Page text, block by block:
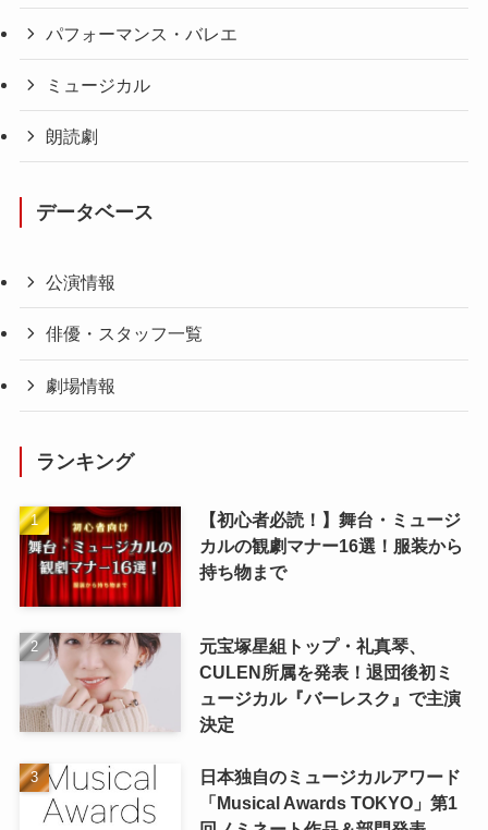
パフォーマンス・バレエ
ミュージカル
朗読劇
データベース
公演情報
俳優・スタッフ一覧
劇場情報
ランキング
【初心者必読！】舞台・ミュージ
カルの観劇マナー16選！服装から
持ち物まで
元宝塚星組トップ・礼真琴、
CULEN所属を発表！退団後初ミ
ュージカル『バーレスク』で主演
決定
日本独自のミュージカルアワード
「Musical Awards TOKYO」第1